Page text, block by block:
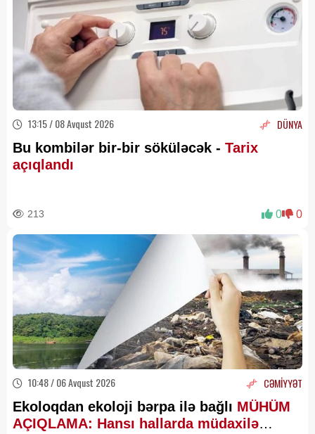
13:15 / 08 Avqust 2026 DÜNYA
Bu kombilər bir-bir söküləcək - Tarix
açıqlandı
213 0 0
10:48 / 06 Avqust 2026 CƏMİYYƏT
Ekoloqdan ekoloji bərpa ilə bağlı MÜHÜM
AÇIQLAMA: Hansı hallarda müdaxilə